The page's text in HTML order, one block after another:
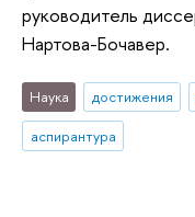
руководитель
Нартова-Бочавер.
Наука достижения
аспирантура